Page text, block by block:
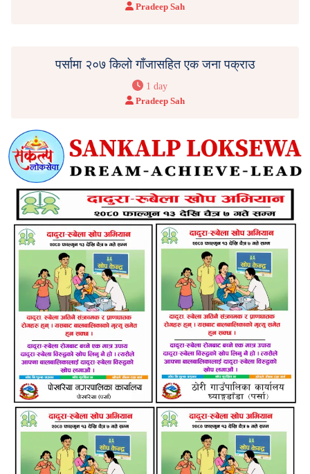
Pradeep Sah
पर्सामा २०७ किलो गाँजासहित एक जना पक्राउ
1 day
Pradeep Sah